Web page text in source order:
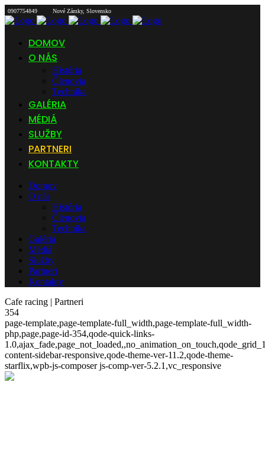
0907754849 Nové Zámky, Slovensko
DOMOV
O NÁS
História
Členovia
Technika
GALÉRIA
MÉDIÁ
SLUŽBY
PARTNERI
KONTAKTY
Domov
O nás
História
Členovia
Technika
Galéria
Médiá
Služby
Partneri
Kontakty
Cafe racing | Partneri
354
page-template,page-template-full_width,page-template-full_width-
php,page,page-id-354,qode-quick-links-
content-sidebar-responsive,qode-theme-ver-11.2,qode-theme-
starflix,wpb-js-composer js-comp-ver-5.2.1,vc_responsive